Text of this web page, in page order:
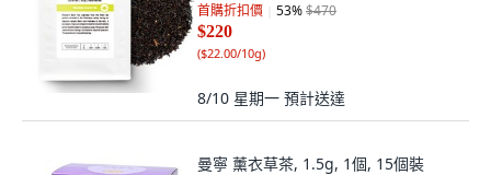
首購折扣價 53%$470
$220
($22.00/10g)
8/10 星期一 預計送達
曼寧 薰衣草茶, 1.5g, 1個, 15個裝